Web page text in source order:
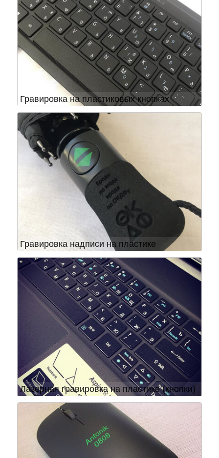
Гравировка на пластиковых кнопках
Гравировка надписи на пластике
Лазерная гравировка на пластике (кнопки)